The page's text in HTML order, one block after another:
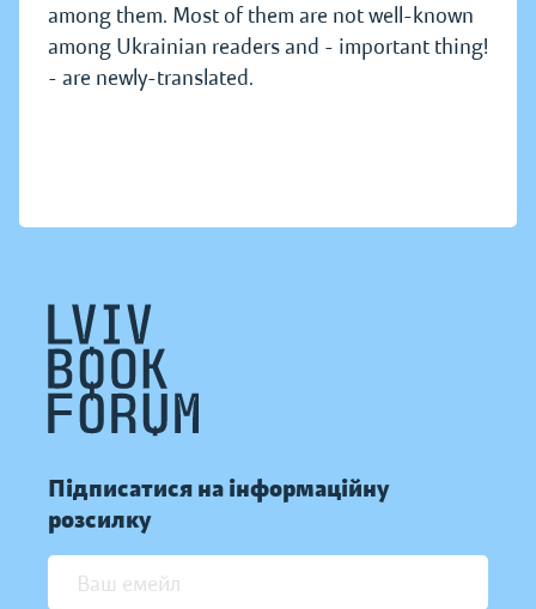
among them. Most of them are not well-known
among Ukrainian readers and - important thing!
- are newly-translated.
Підписатися на інформаційну
розсилку